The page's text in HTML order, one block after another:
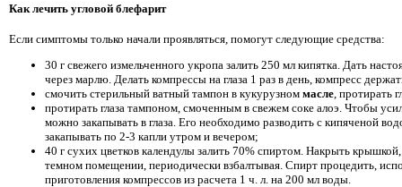
Как лечить угловой блефарит
Если симптомы только начали проявляться, помогут следующие средства:
30 г свежего измельченного укропа залить 250 мл кипятка. Дать
через марлю. Делать компрессы на глаза 1 раз в день, компресс
смочить стерильный ватный тампон в кукурузном масле , протирать
протирать глаза тампоном, смоченным в свежем соке алоэ. Чтобы
можно закапывать в глаза. Его необходимо разводить с кипяченой
закапывать по 2-3 капли утром и вечером;
40 г сухих цветков календулы залить 70% спиртом. Накрыть
темном помещении, периодически взбалтывая. Спирт процедить,
приготовления компрессов из расчета 1 ч. л. на 200 мл воды.